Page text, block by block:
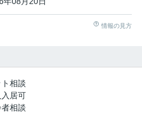
情報の見方
相談
入居可
相談